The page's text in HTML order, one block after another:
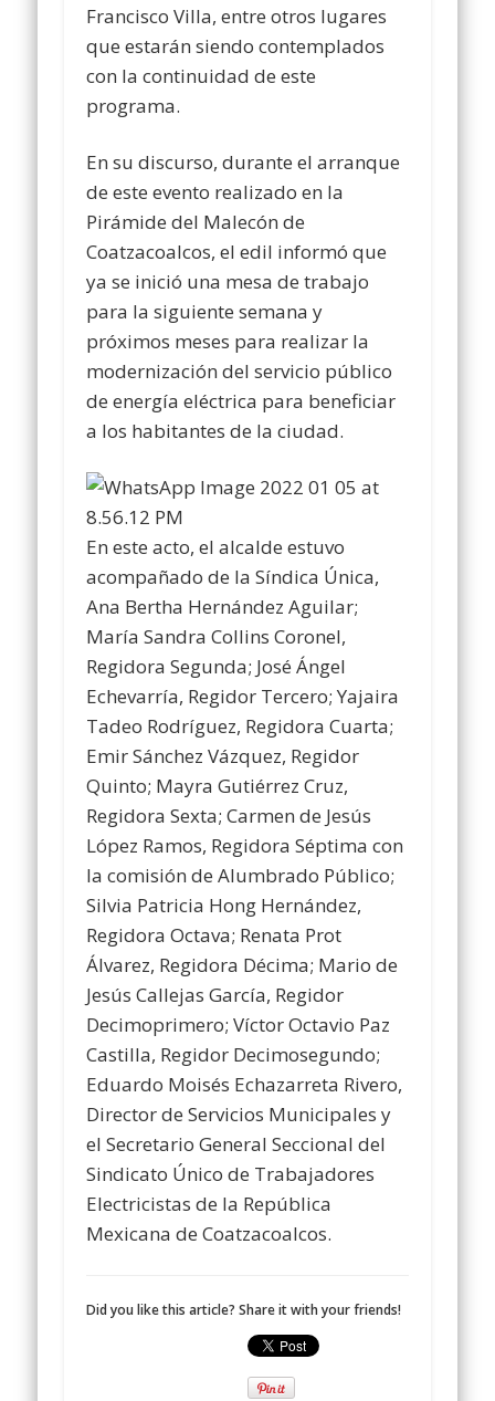
Francisco Villa, entre otros lugares
que estarán siendo contemplados
con la continuidad de este
programa.
En su discurso, durante el arranque
de este evento realizado en la
Pirámide del Malecón de
Coatzacoalcos, el edil informó que
ya se inició una mesa de trabajo
para la siguiente semana y
próximos meses para realizar la
modernización del servicio público
de energía eléctrica para beneficiar
a los habitantes de la ciudad.
En este acto, el alcalde estuvo
acompañado de la Síndica Única,
Ana Bertha Hernández Aguilar;
María Sandra Collins Coronel,
Regidora Segunda; José Ángel
Echevarría, Regidor Tercero; Yajaira
Tadeo Rodríguez, Regidora Cuarta;
Emir Sánchez Vázquez, Regidor
Quinto; Mayra Gutiérrez Cruz,
Regidora Sexta; Carmen de Jesús
López Ramos, Regidora Séptima con
la comisión de Alumbrado Público;
Silvia Patricia Hong Hernández,
Regidora Octava; Renata Prot
Álvarez, Regidora Décima; Mario de
Jesús Callejas García, Regidor
Decimoprimero; Víctor Octavio Paz
Castilla, Regidor Decimosegundo;
Eduardo Moisés Echazarreta Rivero,
Director de Servicios Municipales y
el Secretario General Seccional del
Sindicato Único de Trabajadores
Electricistas de la República
Mexicana de Coatzacoalcos.
Did you like this article? Share it with your friends!